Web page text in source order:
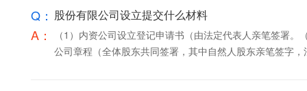
Q： 股份有限公司设立提交什么材料
A：
（1）内资公司设立登记申请书（由法定代表人亲笔签署
公司章程（全体股东共同签署，其中自然人股东亲笔签字